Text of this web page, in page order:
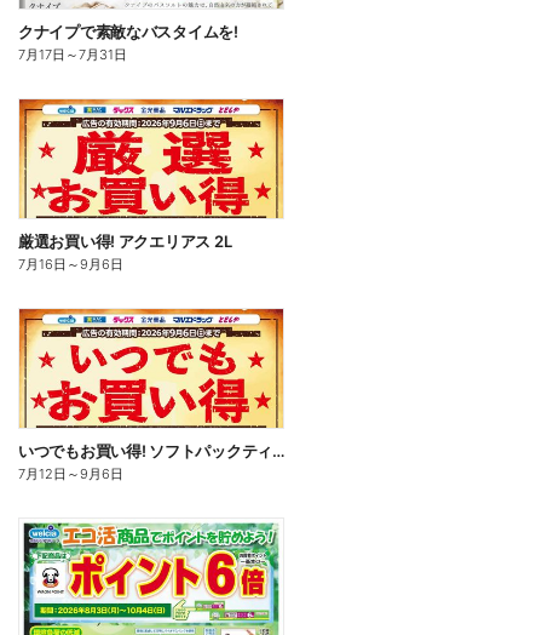
クナイプで素敵なバスタイムを!
7月17日 ～7月31日
厳選お買い得! アクエリアス 2L
7月16日 ～9月6日
いつでもお買い得! ソフトパックティッシュ
7月12日 ～9月6日